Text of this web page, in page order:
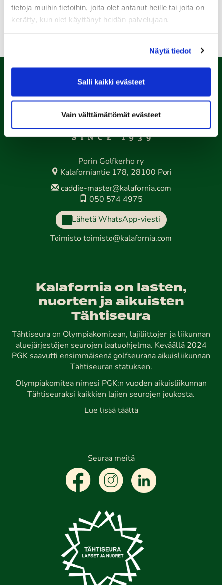
tietoja muihin tietoihin, joita olet antanut heille tai joita on
kerätty, kun olet käyttänyt heidän palvelujaan.
Näytä tiedot
Salli kaikki evästeet
Vain välttämättömät evästeet
Porin Golfkerho ry
Kalaforniantie 178, 28100 Pori
caddie-master@kalafornia.com
050 574 4975
Lähetä WhatsApp-viesti
Toimisto toimisto@kalafornia.com
Kalafornia on lasten,
nuorten ja aikuisten
Tähtiseura
Tähtiseura on Olympiakomitean, lajiliittojen ja liikunnan
aluejärjestöjen seurojen laatuohjelma. Keväällä 2024
PGK saavutti ensimmäisenä golfseurana aikuisliikunnan
Tähtiseuran statuksen.
Olympiakomitea nimesi PGK:n vuoden aikuisliikunnan
Tähtiseuraksi kaikkien lajien seurojen joukosta.
Lue lisää täältä
Seuraa meitä